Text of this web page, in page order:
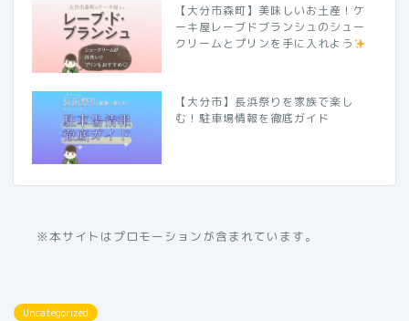
【大分市森町】美味しいお土産！ケ
ーキ屋レーブドブランシュのシュー
クリームとプリンを手に入れよう
【大分市】長浜祭りを家族で楽し
む！駐車場情報を徹底ガイド
※本サイトはプロモーションが含まれています。
Uncategorized